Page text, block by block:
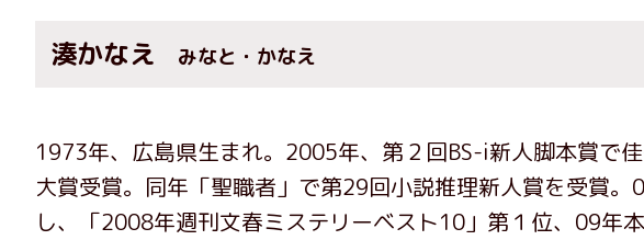
湊かなえ みなと・かなえ
1973年、広島県生まれ。2005年、第２回BS-i新人脚本賞で
大賞受賞。同年「聖職者」で第29回小説推理新人賞を受賞
し、「2008年週刊文春ミステリーベスト10」第１位、09年